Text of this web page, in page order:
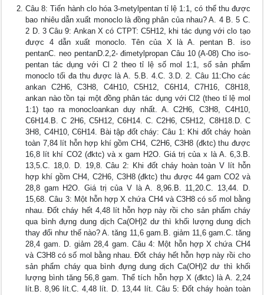
Câu 8: Tiến hành clo hóa 3-metylpentan tỉ lệ 1:1, có thể thu được
bao nhiêu dẫn xuất monoclo là đồng phân của nhau? A. 4 B. 5 C.
2 D. 3 Câu 9: Ankan X có CTPT: C5H12, khi tác dụng với clo tạo
được 4 dẫn xuất monoclo. Tên của X là A. pentan B. iso
pentanC. neo pentanD.2,2- đimetylpropan Câu 10 (A-08) Cho iso-
pentan tác dụng với Cl 2 theo tỉ lệ số mol 1:1, số sản phẩm
monoclo tối đa thu được là A. 5.B. 4.C. 3.D. 2. Câu 11:Cho các
ankan C2H6, C3H8, C4H10, C5H12, C6H14, C7H16, C8H18,
ankan nào tồn tại một đồng phân tác dụng với Cl2 (theo tỉ lệ mol
1:1) tạo ra monocloankan duy nhất. A. C2H6, C3H8, C4H10,
C6H14.B. C 2H6, C5H12, C6H14. C. C2H6, C5H12, C8H18.D. C
3H8, C4H10, C6H14. Bài tập đốt cháy: Câu 1: Khi đốt cháy hoàn
toàn 7,84 lít hỗn hợp khí gồm CH4, C2H6, C3H8 (đktc) thu được
16,8 lít khí CO2 (đktc) và x gam H2O. Giá trị của x là A. 6,3.B.
13,5.C. 18,0. D. 19,8. Câu 2: Khi đốt cháy hoàn toàn V lít hỗn
hợp khí gồm CH4, C2H6, C3H8 (đktc) thu được 44 gam CO2 và
28,8 gam H2O. Giá trị của V là A. 8,96.B. 11,20.C. 13,44. D.
15,68. Câu 3: Một hỗn hợp X chứa CH4 và C3H8 có số mol bằng
nhau. Đốt cháy hết 4,48 lít hỗn hợp này rồi cho sản phẩm cháy
qua bình đựng dung dịch Ca(OH)2 dư thì khối lượng dung dịch
thay đổi như thế nào? A. tăng 11,6 gam.B. giảm 11,6 gam.C. tăng
28,4 gam. D. giảm 28,4 gam. Câu 4: Một hỗn hợp X chứa CH4
và C3H8 có số mol bằng nhau. Đốt cháy hết hỗn hợp này rồi cho
sản phẩm cháy qua bình đựng dung dịch Ca(OH)2 dư thì khối
lượng bình tăng 56,8 gam. Thể tích hỗn hợp X (đktc) là A. 2,24
lít.B. 8,96 lít.C. 4,48 lít. D. 13,44 lít. Câu 5: Đốt cháy hoàn toàn